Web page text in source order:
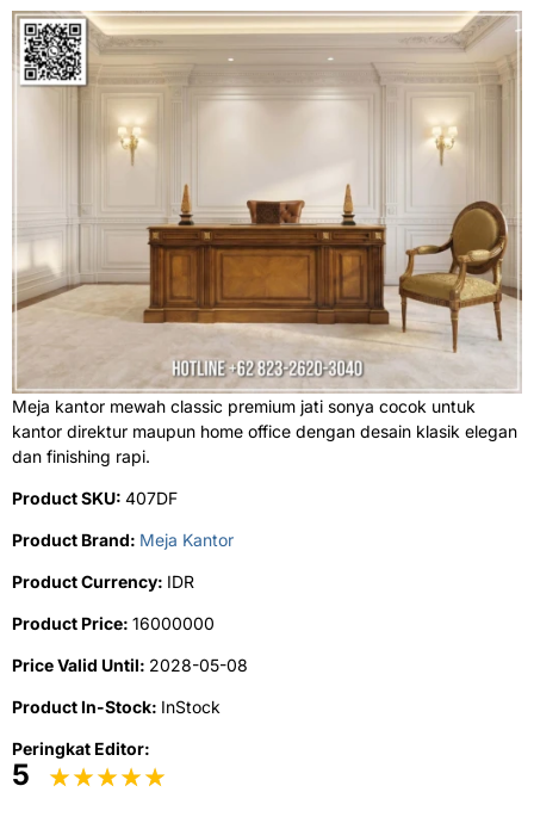
Meja kantor mewah classic premium jati sonya cocok untuk
kantor direktur maupun home office dengan desain klasik elegan
dan finishing rapi.
Product SKU: 407DF
Product Brand: Meja Kantor
Product Currency: IDR
Product Price: 16000000
Price Valid Until: 2028-05-08
Product In-Stock: InStock
Peringkat Editor:
5